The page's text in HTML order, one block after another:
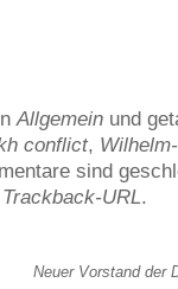
Allgemein und
conflict,
sind
Trackback-URL.
Neuer Vorstand der